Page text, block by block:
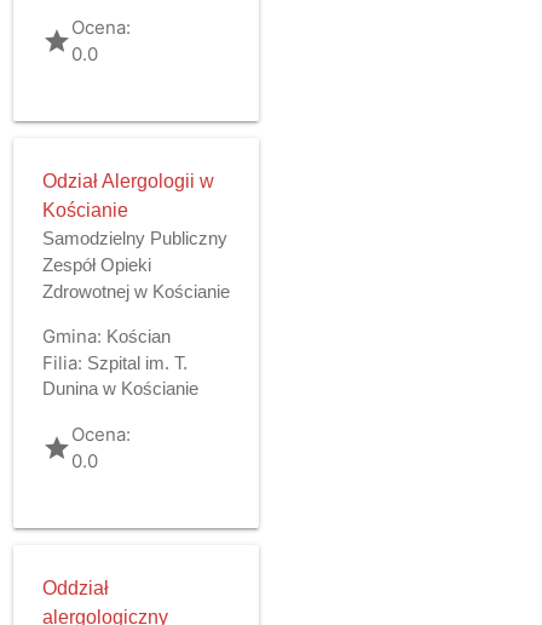
gradeOcena:
0.0
Odział Alergologii w
Kościanie
Samodzielny Publiczny
Zespół Opieki
Zdrowotnej w Kościanie
Gmina: Kościan
Filia: Szpital im. T.
Dunina w Kościanie
gradeOcena:
0.0
Oddział
alergologiczny